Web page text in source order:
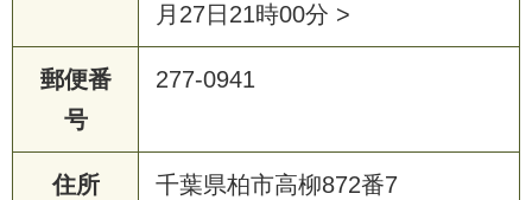
月27日21時00分 >
郵便番
号
277-0941
住所 千葉県柏市高柳872番7